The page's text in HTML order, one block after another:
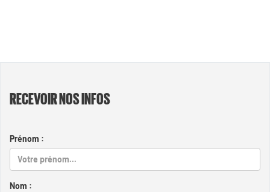
RECEVOIR NOS INFOS
Prénom :
Nom :